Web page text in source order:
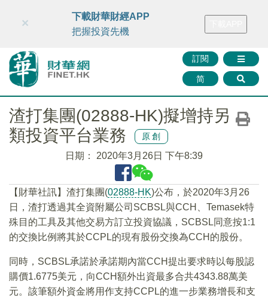
財華智庫網 FINTV FINMETA 財華證券 媒體矩陣
訂閱
简
×
下載財華財經APP
把握投資先機
渣打集團(02888-HK)擬增持另
類投資平台業務
原創
日期： 2020年3月26日 下午8:39
【財華社訊】渣打集團(02888-HK)公布，於2020年3月26
日，渣打透過其全資附屬公司SCBSL與CCH、Temasek特
殊目的工具及其他交易方訂立投資協議，SCBSL同意按1:1
的交換比例將其於CCPL的現有股份交換為CCH的股份。
同時，SCBSL承諾於承諾期內當CCH提出要求時以每股認
購價1.6775美元，向CCH額外出資最多合共4343.88萬美
元。該筆額外資金將用作支持CCPL的進一步業務增長和支